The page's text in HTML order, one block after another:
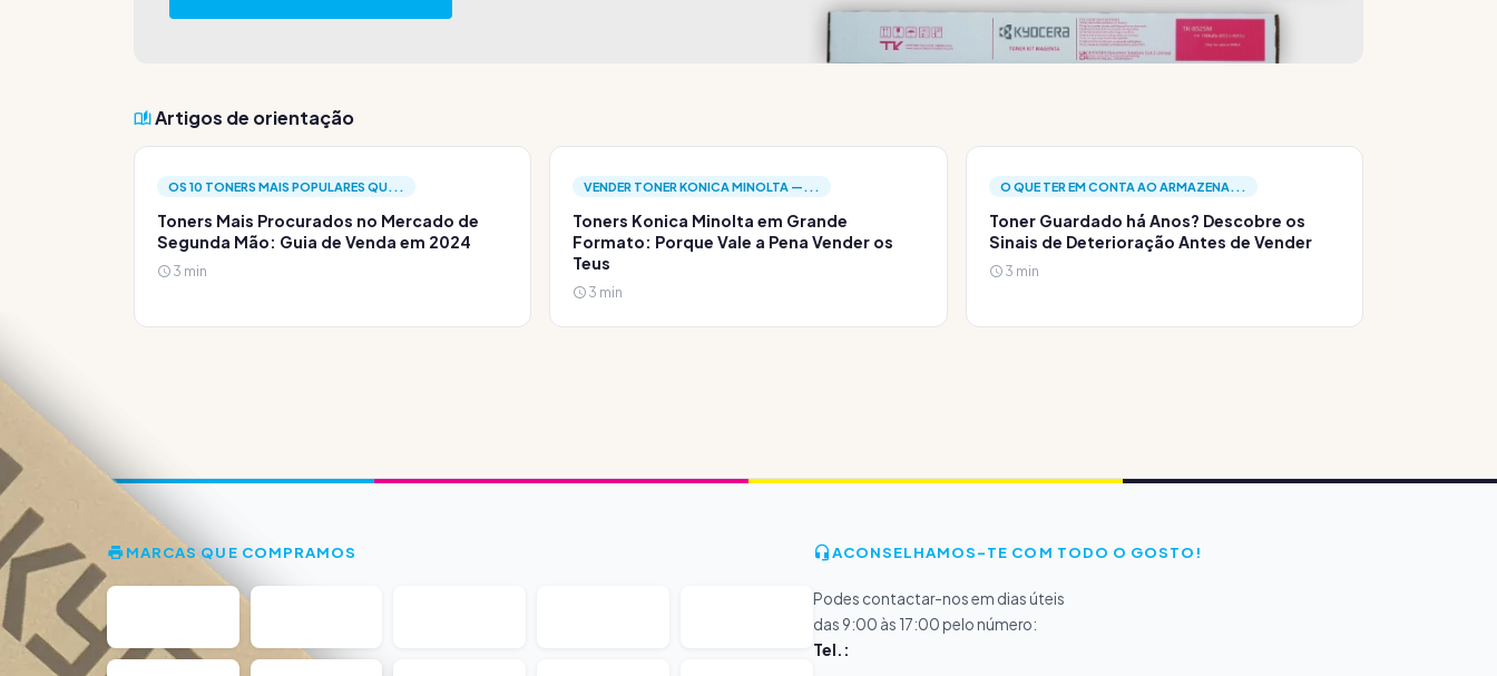
Artigos de orientação
OS 10 TONERS MAIS POPULARES QU...
Toners Mais Procurados no Mercado de
Segunda Mão: Guia de Venda em 2024
3 min
VENDER TONER KONICA MINOLTA —...
Toners Konica Minolta em Grande
Formato: Porque Vale a Pena Vender os
Teus
3 min
O QUE TER EM CONTA AO ARMAZENA...
Toner Guardado há Anos? Descobre os
Sinais de Deterioração Antes de Vender
3 min
MARCAS QUE COMPRAMOS ACONSELHAMOS-TE COM TODO O GOSTO!
Podes contactar-nos em dias úteis
das 9:00 às 17:00 pelo número:
Tel.: